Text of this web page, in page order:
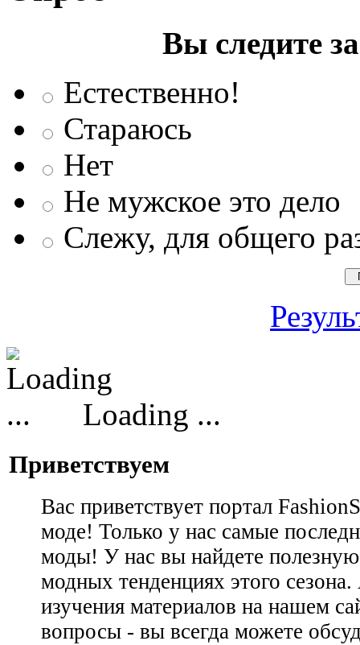
Вы следите
Естественно!
Стараюсь
Нет
Не мужское это дело
Слежу, для общего
Loading ...
Приветствуем
Вас приветствует портал
моде! Только у нас самые
моды! У нас вы найдете
модных тенденциях этого
изучения материалов на нашем
вопросы - вы всегда можете